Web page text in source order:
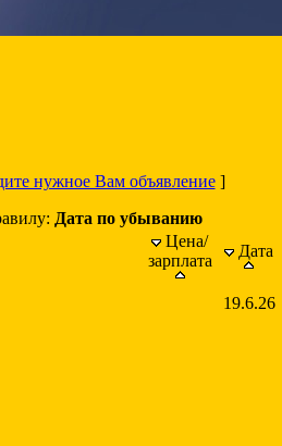
нужное Вам объявление]
Дата по убыванию
Цена/
зарплата
Дата
19.6.26